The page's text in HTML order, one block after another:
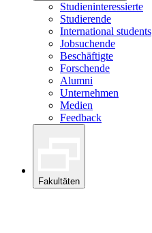
Studieninteressierte
Studierende
International students
Jobsuchende
Beschäftigte
Forschende
Alumni
Unternehmen
Medien
Feedback
Fakultäten